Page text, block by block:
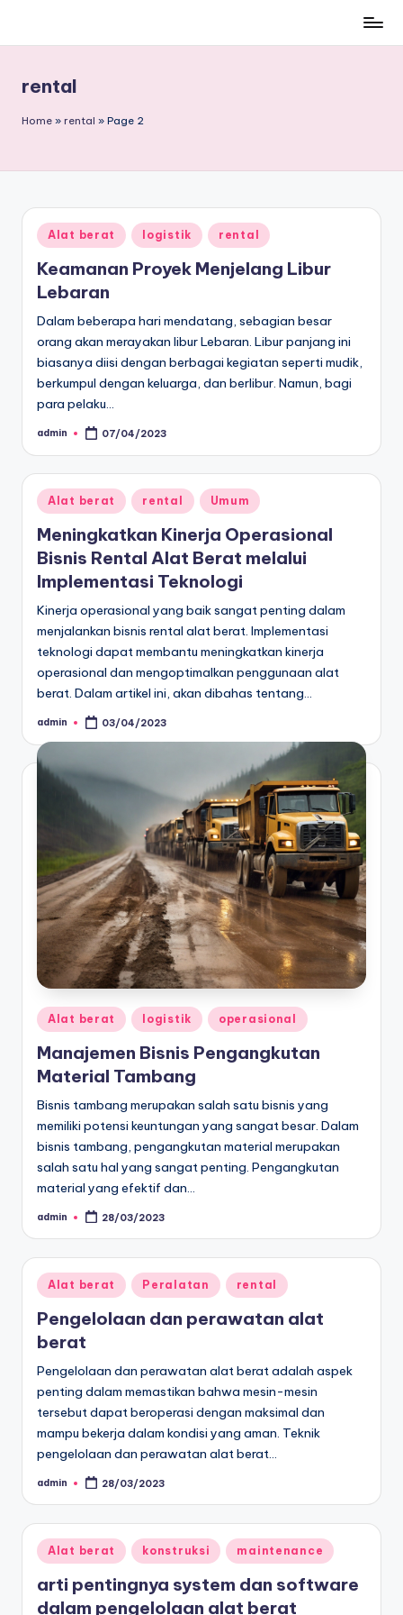
contentrental
Home » rental » Page 2
Posted
in
Alat berat logistik rental
Keamanan Proyek Menjelang Libur
Lebaran
Dalam beberapa hari mendatang, sebagian besar
orang akan merayakan libur Lebaran. Libur panjang ini
biasanya diisi dengan berbagai kegiatan seperti mudik,
berkumpul dengan keluarga, dan berlibur. Namun, bagi
para pelaku…
Posted
admin 07/04/2023
Posted
in
Alat berat rental Umum
Meningkatkan Kinerja Operasional
Bisnis Rental Alat Berat melalui
Implementasi Teknologi
Kinerja operasional yang baik sangat penting dalam
menjalankan bisnis rental alat berat. Implementasi
teknologi dapat membantu meningkatkan kinerja
operasional dan mengoptimalkan penggunaan alat
berat. Dalam artikel ini, akan dibahas tentang…
Posted
admin 03/04/2023
Posted
in
Alat berat logistik operasional
Manajemen Bisnis Pengangkutan
Material Tambang
Bisnis tambang merupakan salah satu bisnis yang
memiliki potensi keuntungan yang sangat besar. Dalam
bisnis tambang, pengangkutan material merupakan
salah satu hal yang sangat penting. Pengangkutan
material yang efektif dan…
Posted
admin 28/03/2023
Posted
in
Alat berat Peralatan rental
Pengelolaan dan perawatan alat
berat
Pengelolaan dan perawatan alat berat adalah aspek
penting dalam memastikan bahwa mesin-mesin
tersebut dapat beroperasi dengan maksimal dan
mampu bekerja dalam kondisi yang aman. Teknik
pengelolaan dan perawatan alat berat…
Posted
admin 28/03/2023
Posted
in
Alat berat konstruksi maintenance
arti pentingnya system dan software
dalam pengelolaan alat berat